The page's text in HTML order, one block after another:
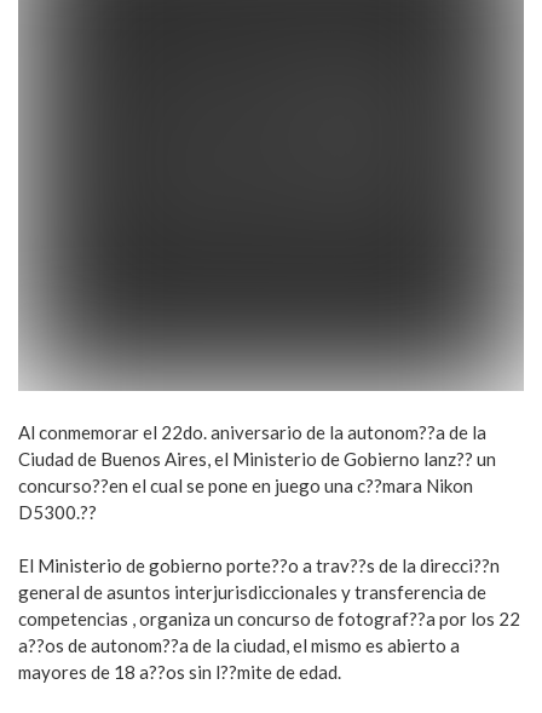
Al conmemorar el 22do. aniversario de la autonom??a de la
Ciudad de Buenos Aires, el Ministerio de Gobierno lanz?? un
concurso??en el cual se pone en juego una c??mara Nikon
D5300.??
El Ministerio de gobierno porte??o a trav??s de la direcci??n
general de asuntos interjurisdiccionales y transferencia de
competencias , organiza un concurso de fotograf??a por los 22
a??os de autonom??a de la ciudad, el mismo es abierto a
mayores de 18 a??os sin l??mite de edad.